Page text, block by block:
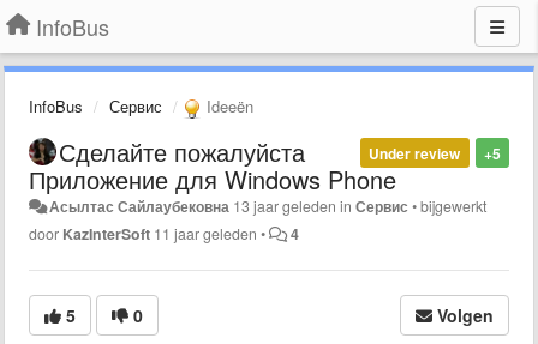
InfoBus
InfoBus Сервис Ideeën
+5
Under review
Сделайте пожалуйста
Приложение для Windows Phone
Асылтас Сайлаубековна 13 jaar geleden inСервис •bijgewerkt
door KazInterSoft 11 jaar geleden • 4
5 0 Volgen